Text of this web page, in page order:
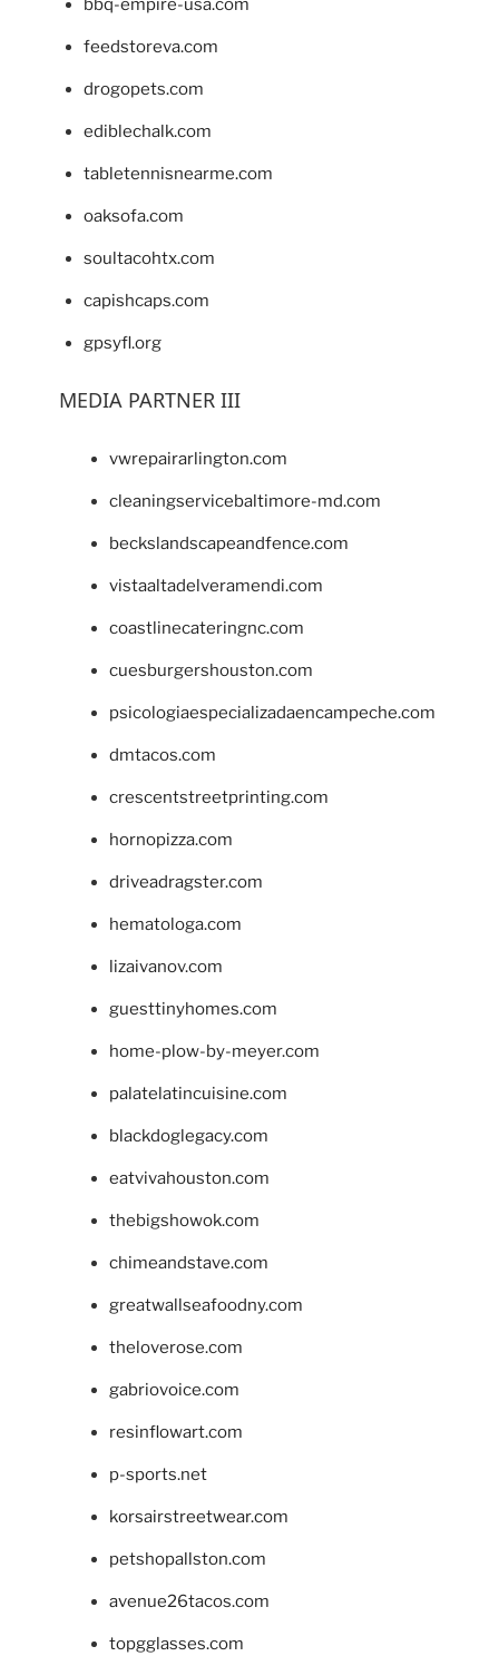
bbq-empire-usa.com
feedstoreva.com
drogopets.com
ediblechalk.com
tabletennisnearme.com
oaksofa.com
soultacohtx.com
capishcaps.com
gpsyfl.org
MEDIA PARTNER III
vwrepairarlington.com
cleaningservicebaltimore-md.com
beckslandscapeandfence.com
vistaaltadelveramendi.com
coastlinecateringnc.com
cuesburgershouston.com
psicologiaespecializadaencampeche.com
dmtacos.com
crescentstreetprinting.com
hornopizza.com
driveadragster.com
hematologa.com
lizaivanov.com
guesttinyhomes.com
home-plow-by-meyer.com
palatelatincuisine.com
blackdoglegacy.com
eatvivahouston.com
thebigshowok.com
chimeandstave.com
greatwallseafoodny.com
theloverose.com
gabriovoice.com
resinflowart.com
p-sports.net
korsairstreetwear.com
petshopallston.com
avenue26tacos.com
topgglasses.com